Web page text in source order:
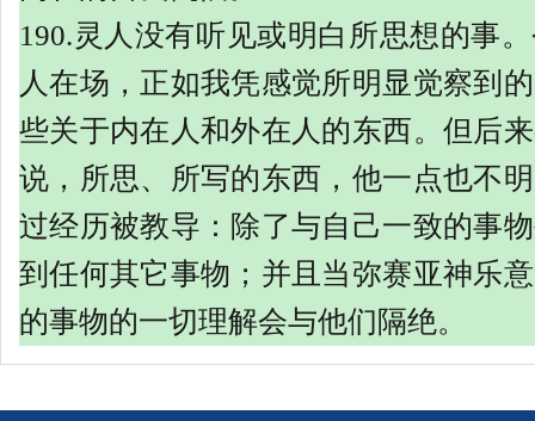
190.灵人没有听见或明白所思想的事
人在场，正如我凭感觉所明显觉察到
些关于内在人和外在人的东西。但后
说，所思、所写的东西，他一点也不
过经历被教导：除了与自己一致的事
到任何其它事物；并且当弥赛亚神乐
的事物的一切理解会与他们隔绝。